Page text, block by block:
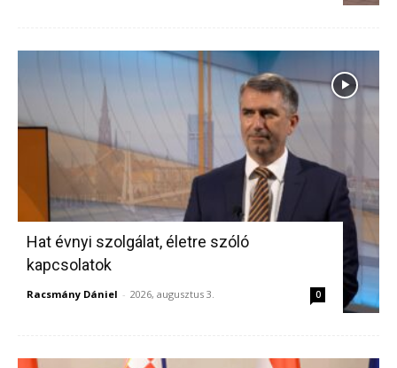
Hat évnyi szolgálat, életre szóló
kapcsolatok
Racsmány Dániel - 2026, augusztus 3. 0